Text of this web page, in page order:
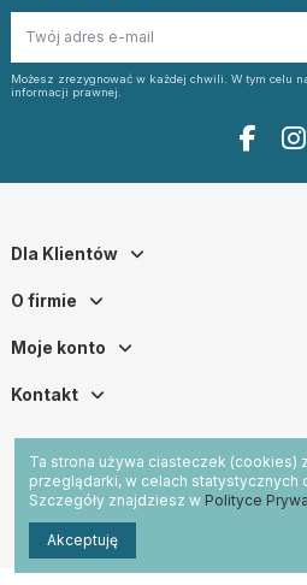
Możesz zrezygnować w każdej chwili. W tym celu
informacji prawnej.
Dla Klientów
O firmie
Moje konto
Kontakt
Ta strona używa ciasteczek (cookies)
przeglądarki, w celach statystycznych
Szczegóły znajdziesz w Polityce
Akceptuję